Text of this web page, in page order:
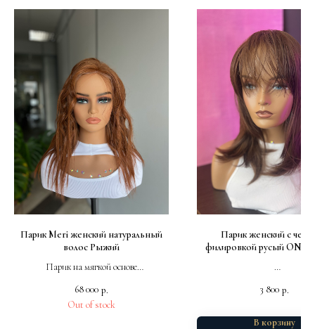
Парик Meri женский натуральный
волос Рыжий
Парик на мягкой основе
Густая сборка
68 000 р.
Out of stock
Парик женский с
филировкой русый
Термоволокно
3 800 р.
В корзину